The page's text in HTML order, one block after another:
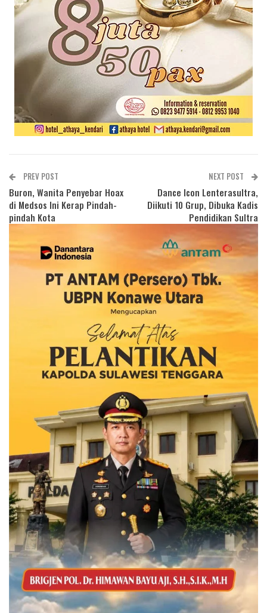
PREV POST
Buron, Wanita Penyebar Hoax
di Medsos Ini Kerap Pindah-
pindah Kota
NEXT POST
Dance Icon Lenterasultra,
Diikuti 10 Grup, Dibuka Kadis
Pendidikan Sultra